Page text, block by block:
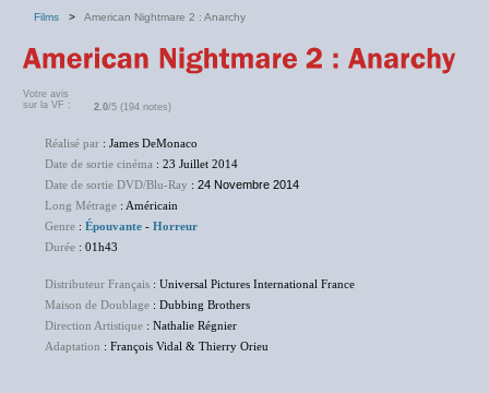
Films > American Nightmare 2 : Anarchy
Votre avis
sur la VF :
2.0/5 (194 notes)
Réalisé par : James DeMonaco
Date de sortie cinéma : 23 Juillet 2014
Date de sortie DVD/Blu-Ray : 24 Novembre 2014
Long Métrage : Américain
Genre : Épouvante - Horreur
Durée : 01h43
Distributeur Français : Universal Pictures International France
Maison de Doublage : Dubbing Brothers
Direction Artistique : Nathalie Régnier
Adaptation : François Vidal & Thierry Orieu